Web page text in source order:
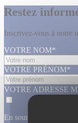
Restez
Inscrivez-vous à notre
VOTRE NOM*
VOTRE PRÉNOM*
VOTRE ADRESSE
En soumettant ce